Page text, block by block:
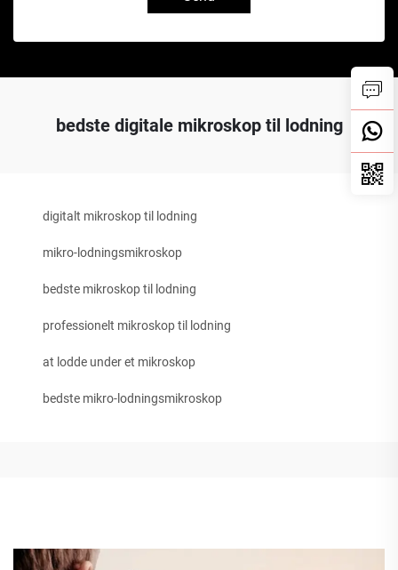
bedste digitale mikroskop til lodning
digitalt mikroskop til lodning
mikro-lodningsmikroskop
bedste mikroskop til lodning
professionelt mikroskop til lodning
at lodde under et mikroskop
bedste mikro-lodningsmikroskop